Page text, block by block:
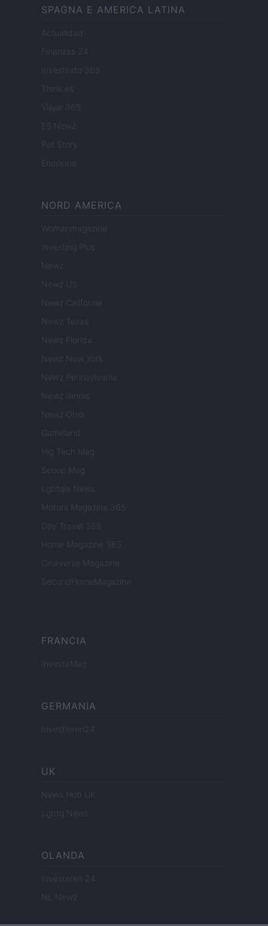
SPAGNA E AMERICA LATINA
Actualidad
Finanzas 24
Investindo 365
Think.es
Viajar 365
ES Newz
Encocina
NORD AMERICA
Womanmagazine
Investing Plus
Newz
Newz US
Newz California
Newz Texas
Newz Florida
Newz New York
Newz Pennsylvania
Newz Illinois
Newz Ohio
Gameland
Hig Tech Mag
Scoop Mag
Lgbtqia News
Motors Magazine 365
Day Travel 365
Home Magazine 365
Cineverse Magazine
SecondHomeMagazine
FRANCIA
InvestirMag
GERMANIA
Investieren24
UK
News Hub UK
Lgbtq News
OLANDA
Investeren 24
NL Newz